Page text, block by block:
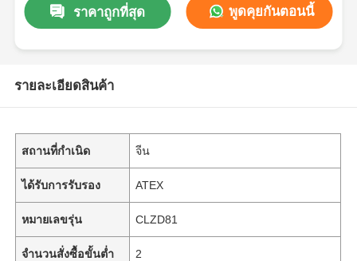
ราคาถูกที่สุด พูดคุยกันตอนนี้
รายละเอียดสินค้า
สถานที่กำเนิด จีน
ได้รับการรับรอง ATEX
หมายเลขรุ่น CLZD81
จำนวนสั่งซื้อขั้นต่ำ 2